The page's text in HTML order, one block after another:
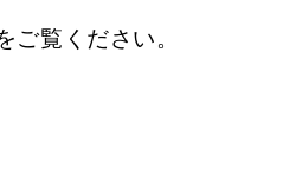
覧ください。